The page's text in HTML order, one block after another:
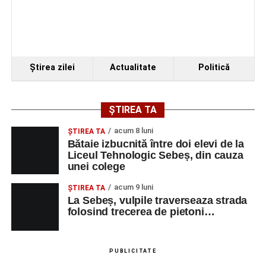
Ştirea zilei Actualitate Politică
ȘTIREA TA
ŞTIREA TA acum 8 luni
Bătaie izbucnită între doi elevi de la
Liceul Tehnologic Sebeș, din cauza
unei colege
ŞTIREA TA acum 9 luni
La Sebeș, vulpile traverseaza strada
folosind trecerea de pietoni…
PUBLICITATE